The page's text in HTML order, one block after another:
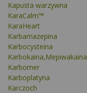
Kapusta warzywna
KaraCalm™
KaraHeart
Karbamazepina
Karbocysteina
Karbokaina,Mepiwakaina
Karbomer
Karboplatyna
Karczoch